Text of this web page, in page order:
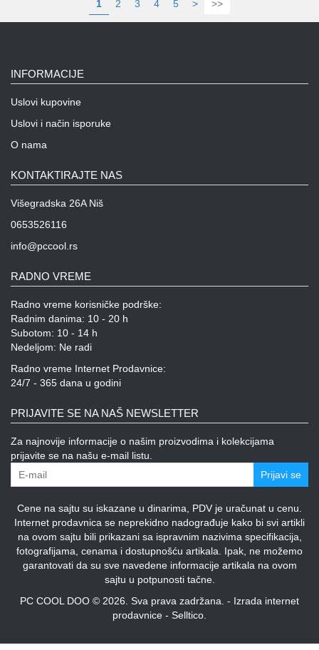
1 2 3 4 5 > >>
INFORMACIJE
Uslovi kupovine
Uslovi i način isporuke
O nama
KONTAKTIRAJTE NAS
Višegradska 26A Niš
0653526116
info@pccool.rs
RADNO VREME
Radno vreme korisničke podrške:
Radnim danima: 10 - 20 h
Subotom: 10 - 14 h
Nedeljom: Ne radi
Radno vreme Internet Prodavnice:
24/7 - 365 dana u godini
PRIJAVITE SE NA NAŠ NEWSLETTER
Za najnovije informacije o našim proizvodima i kolekcijama
prijavite se na našu e-mail listu.
Prijavi se
Cene na sajtu su iskazane u dinarima, PDV je uračunat u cenu.
Internet prodavnica se neprekidno nadograđuje kako bi svi artikli
na ovom sajtu bili prikazani sa ispravnim nazivima specifikacija,
fotografijama, cenama i dostupnošću artikala. Ipak, ne možemo
garantovati da su sve navedene informacije artikala na ovom
sajtu u potpunosti tačne.
PC COOL DOO © 2026. Sva prava zadržana. - Izrada internet
prodavnice - Selltico.